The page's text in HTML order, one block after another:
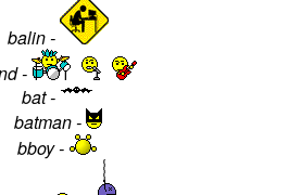
balin -
-
bat -
batman -
bboy -